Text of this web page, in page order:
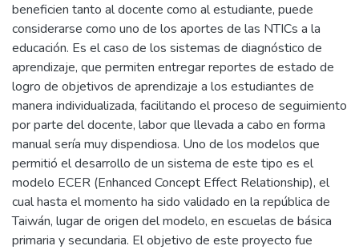
beneficien tanto al docente como al estudiante, puede
considerarse como uno de los aportes de las NTICs a la
educación. Es el caso de los sistemas de diagnóstico de
aprendizaje, que permiten entregar reportes de estado de
logro de objetivos de aprendizaje a los estudiantes de
manera individualizada, facilitando el proceso de seguimiento
por parte del docente, labor que llevada a cabo en forma
manual sería muy dispendiosa. Uno de los modelos que
permitió el desarrollo de un sistema de este tipo es el
modelo ECER (Enhanced Concept Effect Relationship), el
cual hasta el momento ha sido validado en la república de
Taiwán, lugar de origen del modelo, en escuelas de básica
primaria y secundaria. El objetivo de este proyecto fue